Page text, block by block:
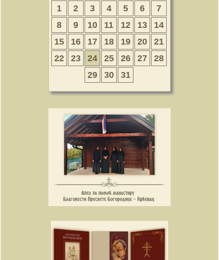
1 2 3 4 5 6
7
8
9 10 11 12 13
14
15
16 17 18 19 20
21
22
23 24 25 26 27
28
29
30 31